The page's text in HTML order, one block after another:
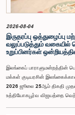
இந்தக் குழு வலியுறுத்த
பாராளுமன்றம்
2026-08-04
இருதரப்பு ஒத்துழைப்பு
வலுப்படுத்தும்
உறுப்பினர்கள்
இலங்கைப் பாராளுமன்றத்தின்
மக்கள் குடியரசின்
2026 ஜூலை 25ஆம் திகதி
உத்தியோகபூர்வ விஜயத்தை